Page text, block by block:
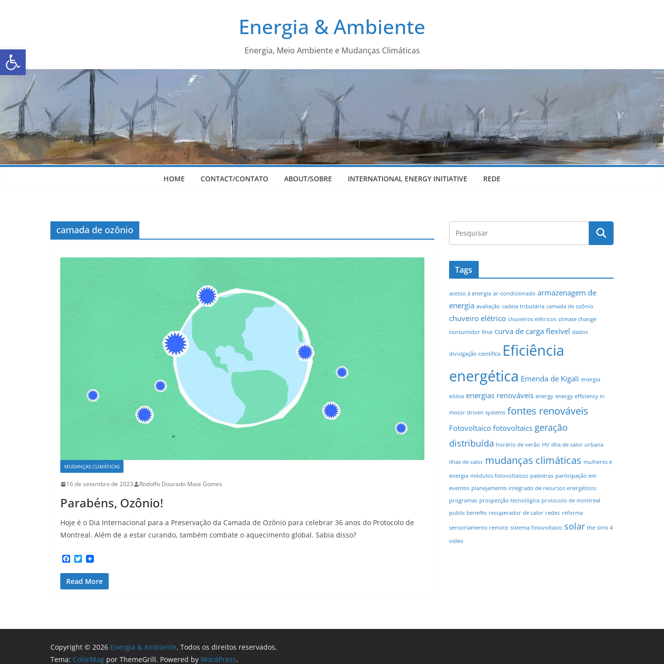
Abrir a barra de ferramentas
Energia & Ambiente
Energia, Meio Ambiente e Mudanças Climáticas
HOME CONTACT/CONTATO ABOUT/SOBRE INTERNATIONAL ENERGY INITIATIVE REDE
camada de ozônio
MUDANÇAS CLIMÁTICAS
16 de setembro de 2023 Rodolfo Dourado Maia Gomes
Parabéns, Ozônio!
Hoje é o Dia Internacional para a Preservação da Camada de Ozônio para celebrar 36 anos do Protocolo de
Montreal. Além de a estar curando, também combate o aquecimento global. Sabia disso?
c
e
b
T
i
t
t
Read More
Tags
acesso à energia ar-condicionado armazenagem de
energia avaliação cadeia tributária camada de ozônio
chuveiro elétrico chuveiros elétricos climate change
consumidor final curva de carga flexível dados
divulgação científica Eficiência
energética Emenda de Kigali energia
eólica energias renováveis energy energy efficiency in
motor driven systems fontes renováveis
Fotovoltaico fotovoltaics geração
distribuída horário de verão HV ilha de calor urbana
ilhas de calor mudanças climáticas mulheres e
energia módulos fotovoltaicos palestras participação em
eventos planejamento integrado de recursos energéticos
programas prospecção tecnológica protocolo de montreal
public benefits recuperador de calor redes reforma
sensoriamento remoto sistema fotovoltaico solar the sims 4
video
Copyright © 2026 Energia & Ambiente. Todos os direitos reservados.
Tema: ColorMag por ThemeGrill. Powered by WordPress.